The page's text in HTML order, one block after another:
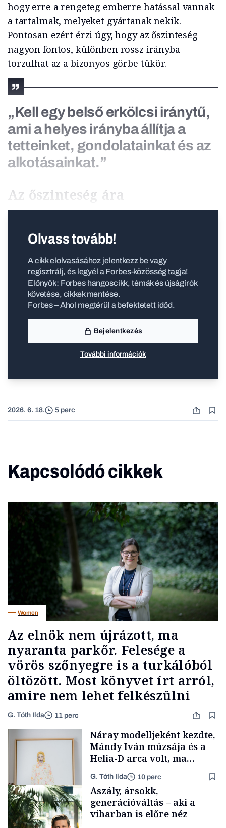
hogy erre a rengeteg emberre hatással vannak
a tartalmak, melyeket gyártanak nekik.
Pontosan ezért érzi úgy, hogy az őszinteség
nagyon fontos, különben rossz irányba
torzulhat az a bizonyos görbe tükör.
„Kell egy belső erkölcsi iránytű,
ami a helyes irányba állítja a
tetteinket, gondolatainkat és az
alkotásainkat.”
Az őszinteség ára
Olvass tovább!
A cikk elolvasásához jelentkezz be vagy
regisztrálj, és legyél a Forbes-közösség tagja!
Előnyök: Forbes hangoscikk, témák és újságírók
követése, cikkek mentése.
Forbes – Ahol megtérül a befektetett időd.
Bejelentkezés
További információk
2026. 6. 18. 5 perc
Kapcsolódó cikkek
Women
Az elnök nem újrázott, ma
nyaranta parkőr. Felesége a
vörös szőnyegre is a turkálóból
öltözött. Most könyvet írt arról,
amire nem lehet felkészülni
G. Tóth Ilda 11 perc
Náray modelljeként kezdte,
Mándy Iván múzsája és a
Helia-D arca volt, ma
Budapest egyik
legizgalmasabb galériáját
vezeti
G. Tóth Ilda 10 perc
Aszály, ársokk,
generációváltás – aki a
viharban is előre néz